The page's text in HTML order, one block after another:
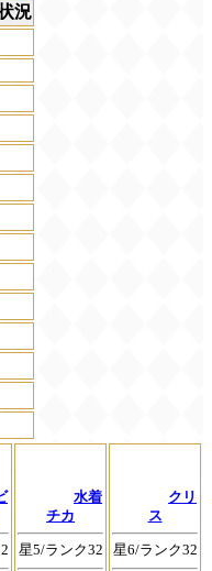
況
水着
チカ
星5/ランク32
クリ
ス
星6/ランク32